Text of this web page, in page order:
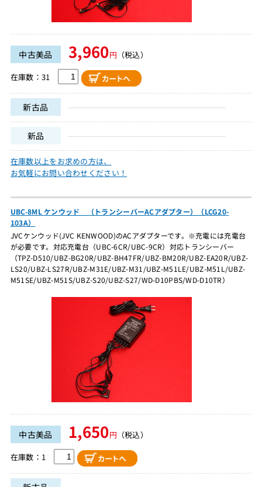
中古美品 3,960円 （税込）
在庫数：31
新古品
新品
在庫数以上をお求めの方は、
お気軽にお問い合わせください！
UBC-8ML ケンウッド （トランシーバーACアダプター）（LCG20-
103A）
JVCケンウッド(JVC KENWOOD)のACアダプターです。※充電には充電台
が必要です。対応充電台（UBC-6CR/UBC-9CR）対応トランシーバー
（TPZ-D510/UBZ-BG20R/UBZ-BH47FR/UBZ-BM20R/UBZ-EA20R/UBZ-
LS20/UBZ-LS27R/UBZ-M31E/UBZ-M31/UBZ-M51LE/UBZ-M51L/UBZ-
M51SE/UBZ-M51S/UBZ-S20/UBZ-S27/WD-D10PBS/WD-D10TR）
中古美品 1,650円 （税込）
在庫数：1